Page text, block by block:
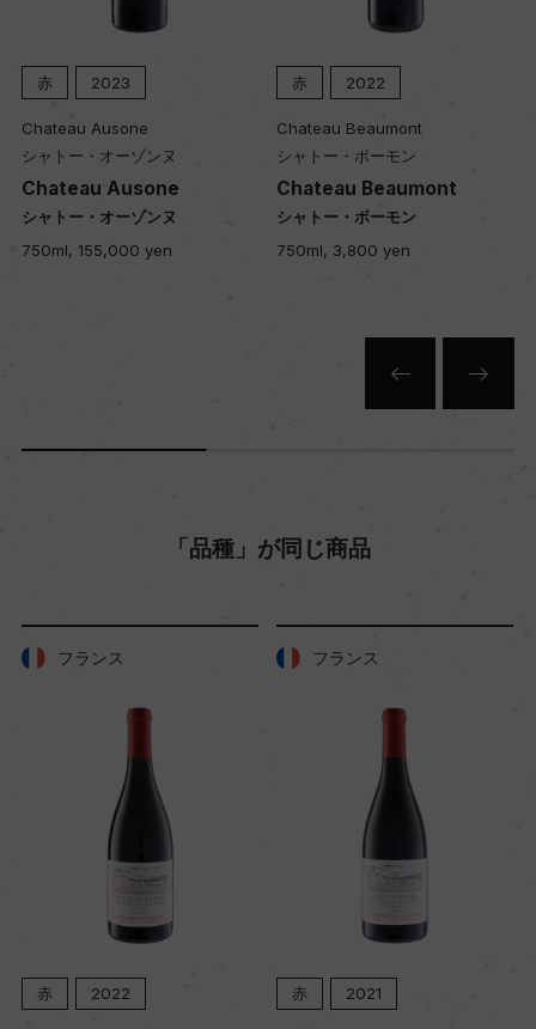
入数
色
赤
赤 2023
Chateau Ausone
シャトー・オーゾンヌ
Chateau Ausone
シャトー・オーゾンヌ
750ml, 155,000 yen
赤 2022
Chateau Beaumont
シャトー・ボーモン
Chateau Beaumont
シャトー・ボーモン
750ml, 3,800 yen
「品種」が同じ商品
フランス
赤 2022
フランス
赤 2021